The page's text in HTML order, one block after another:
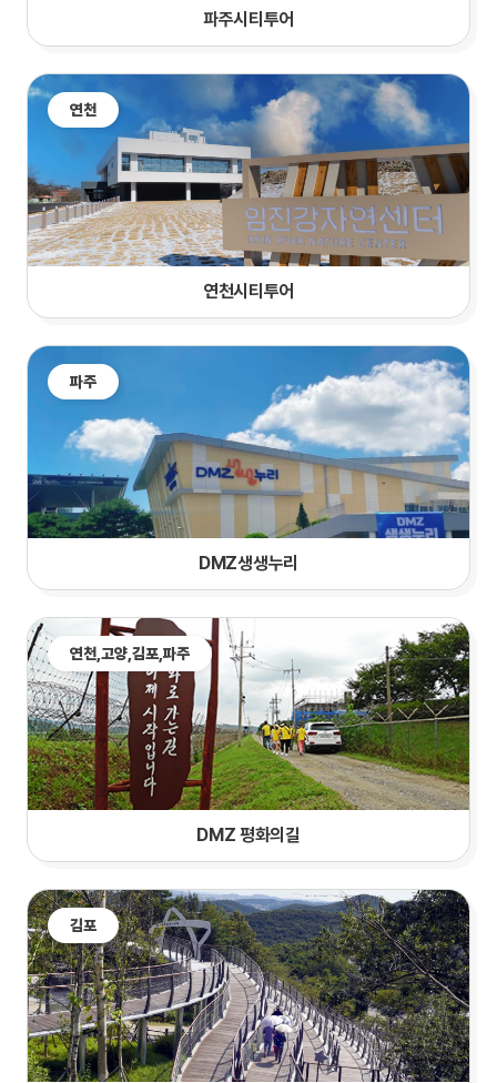
파주시티투어
연천
연천시티투어
파주
DMZ생생누리
연천, 고양 ,김포,파주
DMZ 평화의길
김포